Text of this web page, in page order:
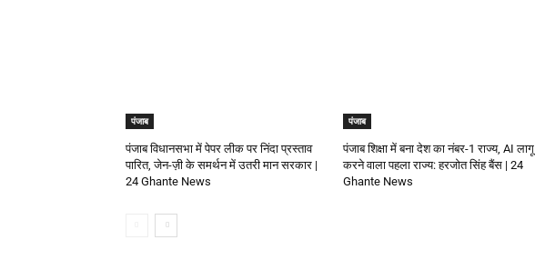
पंजाब
पंजाब विधानसभा में पेपर लीक पर निंदा प्रस्ताव
पारित, जेन-ज़ी के समर्थन में उतरी मान सरकार |
24 Ghante News
पंजाब
पंजाब शिक्षा में बना देश का नंबर-1 राज्य, AI लागू
करने वाला पहला राज्य: हरजोत सिंह बैंस | 24
Ghante News